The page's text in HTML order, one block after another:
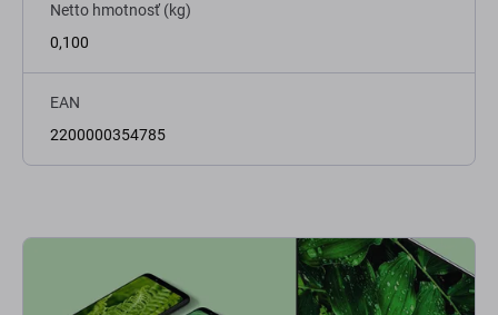
Netto hmotnosť (kg)
0,100
EAN
2200000354785